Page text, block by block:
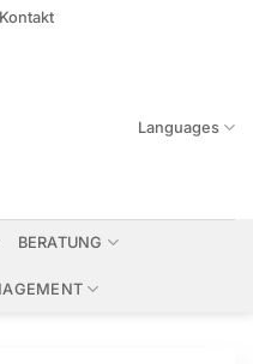
Kontakt
Languages
BERATUNG